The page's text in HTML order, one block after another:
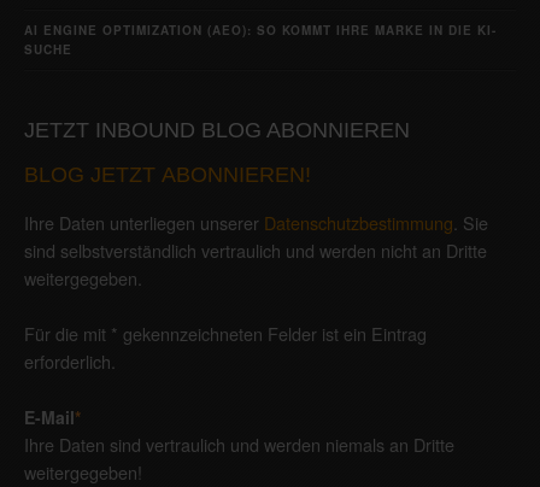
AI ENGINE OPTIMIZATION (AEO): SO KOMMT IHRE MARKE IN DIE KI-
SUCHE
JETZT INBOUND BLOG ABONNIEREN
BLOG JETZT ABONNIEREN!
Ihre Daten unterliegen unserer Datenschutzbestimmung . Sie
sind selbstverständlich vertraulich und werden nicht an Dritte
weitergegeben.
Für die mit * gekennzeichneten Felder ist ein Eintrag
erforderlich.
E-Mail*
Ihre Daten sind vertraulich und werden niemals an Dritte
weitergegeben!